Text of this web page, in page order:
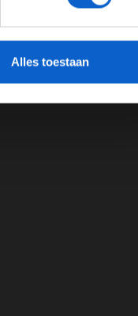
Alles toestaan